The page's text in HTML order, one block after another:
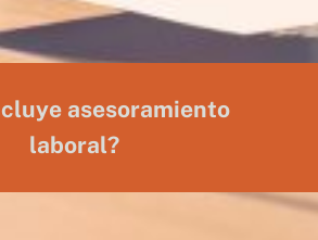
asesoramiento
laboral?